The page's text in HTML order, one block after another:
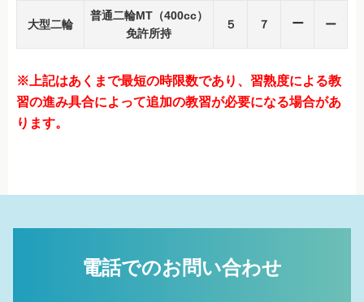
外国免許切り替え（外免切替）
各種プラン
四輪安心パック
お得なセット入校
在校生ガイド
在校生ガイド
大型二輪
普通二輪MT（400cc）
免許所持
５ ７ ー ー
※上記はあくまで最短の時限数であり、習熟度による教
習の進み具合によって追加の教習が必要になる場合があ
ります。
電話でのお問い合わせ